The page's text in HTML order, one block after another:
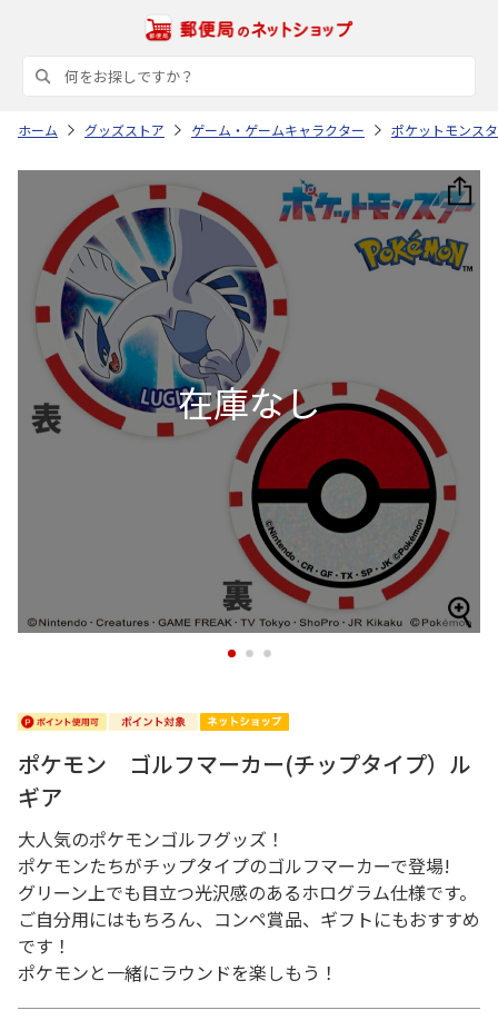
ホーム グッズストア ゲーム・ゲームキャラクター ポケットモンス
1 2 3
ポケモン ゴルフマーカー(チップタイプ）ル
ギア
大人気のポケモンゴルフグッズ！
ポケモンたちがチップタイプのゴルフマーカーで登場!
グリーン上でも目立つ光沢感のあるホログラム仕様です。
ご自分用にはもちろん、コンペ賞品、ギフトにもおすすめ
です！
ポケモンと一緒にラウンドを楽しもう！